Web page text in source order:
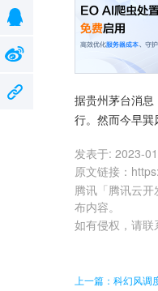
据贵州茅台消
行。然而今早巽
发表于: 2023-
原文链接 ：
腾讯「腾讯云
布内容。
如有侵权，请联
上一篇：科幻风